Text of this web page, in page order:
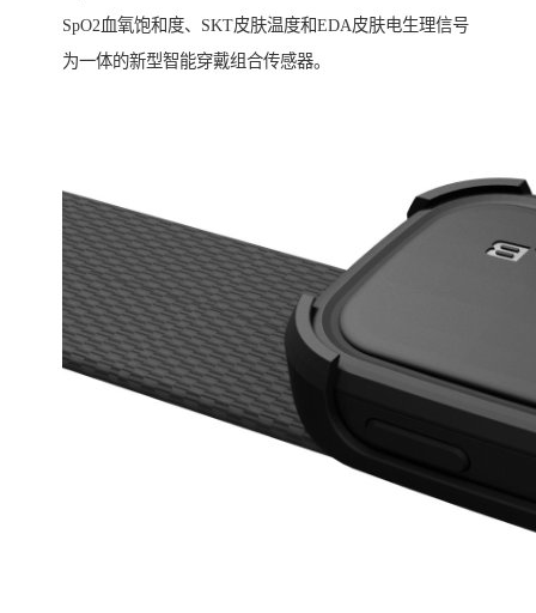
SpO2血氧饱和度、SKT皮肤温度和EDA皮肤电生理信号
为一体的新型智能穿戴组合传感器。